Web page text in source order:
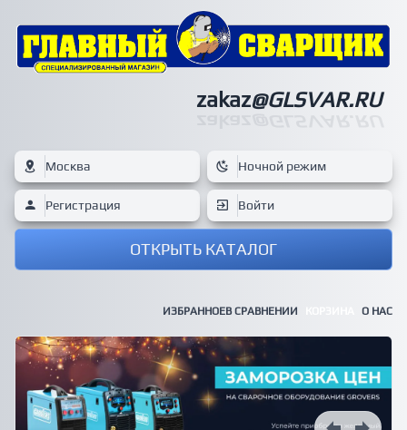
zakaz@GLSVAR.RU
Москва Ночной режим
Регистрация Войти
ОТКРЫТЬ КАТАЛОГ
ИЗБРАННОЕВ СРАВНЕНИИ О НАС